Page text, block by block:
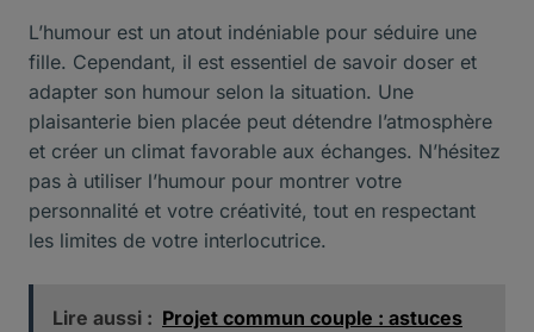
L’humour est un atout indéniable pour séduire une
fille. Cependant, il est essentiel de savoir doser et
adapter son humour selon la situation. Une
plaisanterie bien placée peut détendre l’atmosphère
et créer un climat favorable aux échanges. N’hésitez
pas à utiliser l’humour pour montrer votre
personnalité et votre créativité, tout en respectant
les limites de votre interlocutrice.
Lire aussi : Projet commun couple : astuces